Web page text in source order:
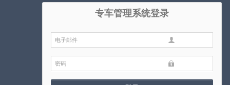
专车管理系统登录